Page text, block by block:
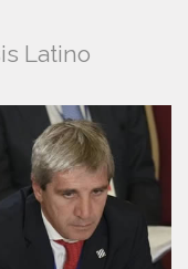
Latino